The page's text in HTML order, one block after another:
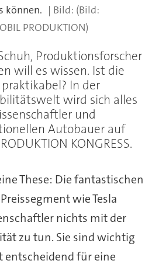
können.
(Bild:
PRODUKTION)
Produktionsforscher
will es wissen. Ist die
In der
wird sich alles
und
Autobauer auf
KONGRESS.
These: Die fantastischen
wie Tesla
nichts mit der
zu tun. Sie sind wichtig
entscheidend für eine